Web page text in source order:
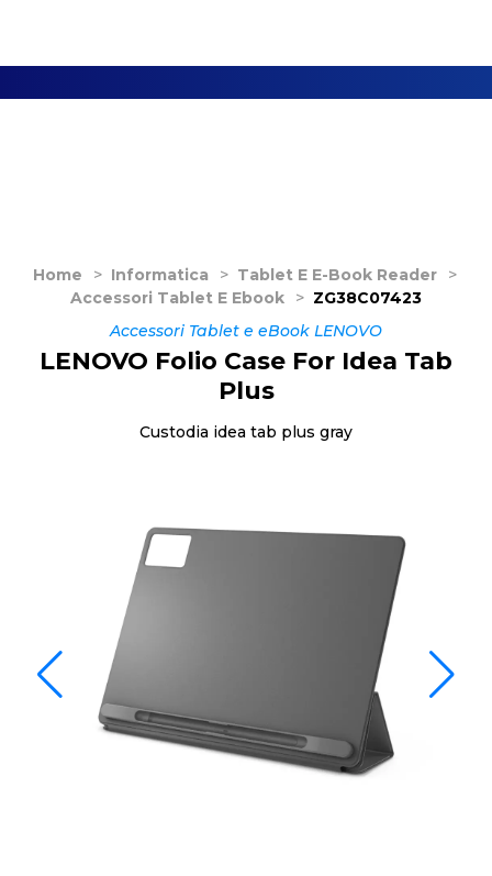
Home > Informatica > Tablet E E-Book Reader
>
Accessori Tablet E Ebook
> ZG38C07423
Accessori Tablet e eBook LENOVO
LENOVO Folio Case For Idea Tab
Plus
Custodia idea tab plus gray